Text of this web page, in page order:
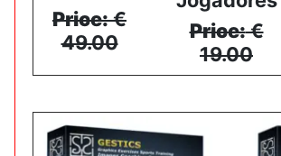
Price:€
49.00
Price:€
19.00